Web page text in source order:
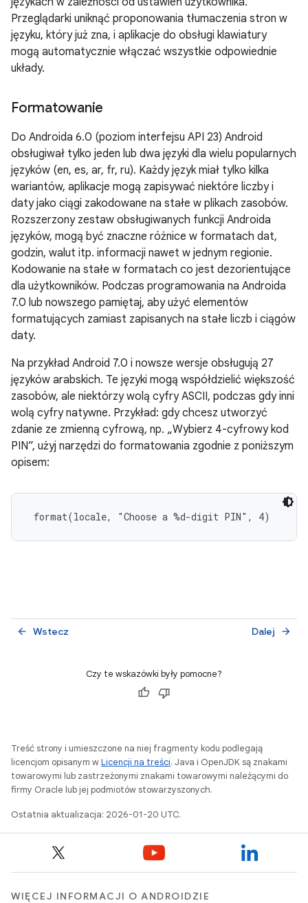
Przeglądarki uniknąć proponowania tłumaczenia stron w
języku, który już zna, i aplikacje do obsługi klawiatury
mogą automatycznie włączać wszystkie odpowiednie
układy.
Formatowanie
Do Androida 6.0 (poziom interfejsu API 23) Android
obsługiwał tylko jeden lub dwa języki dla wielu popularnych
języków (en, es, ar, fr, ru). Każdy język miał tylko kilka
wariantów, aplikacje mogą zapisywać niektóre liczby i
daty jako ciągi zakodowane na stałe w plikach zasobów.
Rozszerzony zestaw obsługiwanych funkcji Androida
języków, mogą być znaczne różnice w formatach dat,
godzin, walut itp. informacji nawet w jednym regionie.
Kodowanie na stałe w formatach co jest dezorientujące
dla użytkowników. Podczas programowania na Androida
7.0 lub nowszego pamiętaj, aby użyć elementów
formatujących zamiast zapisanych na stałe liczb i ciągów
daty.
Na przykład Android 7.0 i nowsze wersje obsługują 27
języków arabskich. Te języki mogą współdzielić większość
zasobów, ale niektórzy wolą cyfry ASCII, podczas gdy inni
wolą cyfry natywne. Przykład: gdy chcesz utworzyć
zdanie ze zmienną cyfrową, np. „Wybierz 4-cyfrowy kod
PIN”, użyj narzędzi do formatowania zgodnie z poniższym
opisem:
format(locale, "Choose a %d-digit PIN", 4)
Wstecz
arrow_back Dalej arrow_forward
Czy te wskazówki były pomocne?
Treść strony i umieszczone na niej fragmenty kodu podlegają
licencjom opisanym wLicencji na treści. Java i OpenJDK są znakami
towarowymi lub zastrzeżonymi znakami towarowymi należącymi do
firmy Oracle lub jej podmiotów stowarzyszonych.
Ostatnia aktualizacja: 2026-01-20 UTC.
WIĘCEJ INFORMACJI O ANDROIDZIE